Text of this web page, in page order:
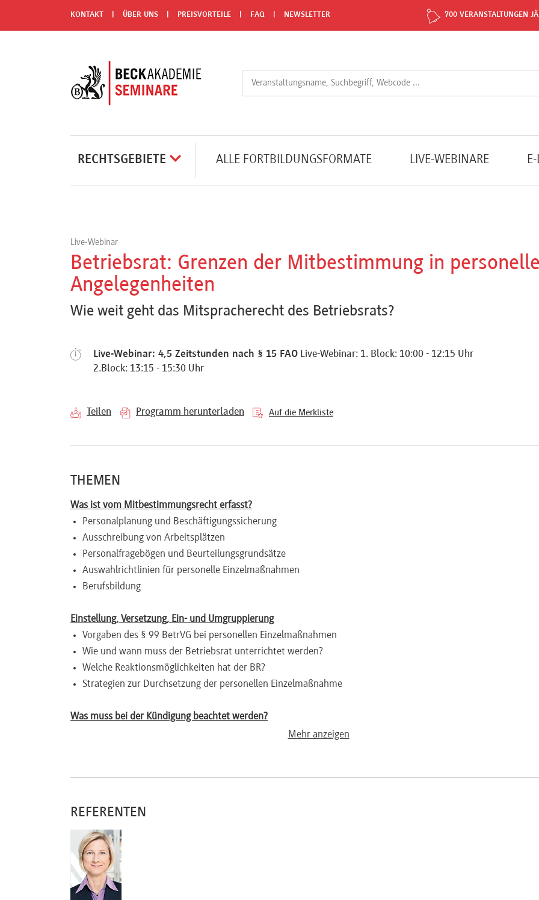
KONTAKT ÜBER UNS PREISVORTEILE FAQ NEWSLETTER 700 VERANSTALTUNGEN
RECHTSGEBIETE ALLE FORTBILDUNGSFORMATE LIVE-WEBINARE
Live-Webinar
Betriebsrat: Grenzen der Mitbestimmung in
Angelegenheiten
Wie weit geht das Mitspracherecht des Betriebsrats?
Live-Webinar: 4,5 Zeitstunden nach § 15 FAO Live-Webinar: 1. Block: 10:00 - 12:15 Uhr
2.Block: 13:15 - 15:30 Uhr
Teilen Programm herunterladen Auf die Merkliste
THEMEN
Was ist vom Mitbestimmungsrecht erfasst?
Personalplanung und Beschäftigungssicherung
Ausschreibung von Arbeitsplätzen
Personalfragebögen und Beurteilungsgrundsätze
Auswahlrichtlinien für personelle Einzelmaßnahmen
Berufsbildung
Einstellung, Versetzung, Ein- und Umgruppierung
Vorgaben des § 99 BetrVG bei personellen Einzelmaßnahmen
Wie und wann muss der Betriebsrat unterrichtet werden?
Welche Reaktionsmöglichkeiten hat der BR?
Strategien zur Durchsetzung der personellen Einzelmaßnahme
Was muss bei der Kündigung beachtet werden?
Wirksame Kündigungsanhörung nach § 102 BetrVG
Praktische Übungen
Praxisfälle für personelle Einzelmaßnahmen
Besprechung von Fallbeispielen aus dem Teilnehmerkreis
Vorab-Einsendungen eigener Fallbeispiele per E-Mail sind möglich
Mehr anzeigen
REFERENTEN